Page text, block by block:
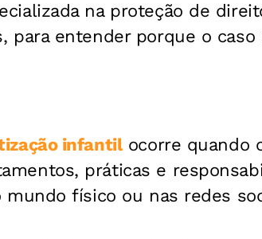
na proteção de
para entender porque o caso
infantilocorre quando
práticas e
mundo físico ou nas redes